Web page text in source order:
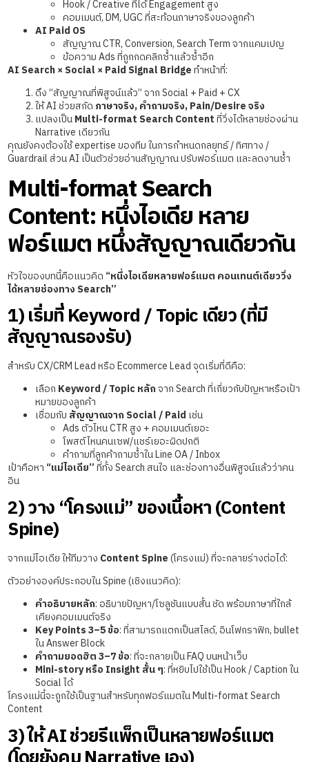
Hook / Creative ที่ได้ Engagement สูง
คอมเมนต์, DM, UGC ที่สะท้อนภาษาจริงของลูกค้า
AI Paid OS
สัญญาณ CTR, Conversion, Search Term จากแคมเปญ
ข้อความ Ads ที่ถูกกดคลิกซ้ำแล้วซ้ำอีก
AI Search × Social × Paid Signal Bridgeทำหน้าที่:
ดึง “สัญญาณที่พิสูจน์แล้ว” จาก Social + Paid + CX
ให้ AI ช่วยสกัด ภาษาจริง, คำถามจริง, Pain/Desire จริง
แปลงเป็นMulti-format Search Contentที่วิ่งได้หลายช่องผ่าน
Narrative เดียวกัน
คุณยังคงต้องใช้ expertise ของทีม ในการกำหนดกลยุทธ์ / ทิศทาง /
Guardrail ส่วน AI เป็นตัวช่วยอ่านสัญญาณ ปรับฟอร์แมต และลดงานซ้ำ
Multi-format Search
Content: หนึ่งไอเดีย หลาย
ฟอร์แมต หนึ่งสัญญาณเดียวกัน
หัวใจของบทนี้คือแนวคิด “หนึ่งไอเดียหลายฟอร์แมต คอนเทนต์เดียววิ่ง
ได้หลายช่องทาง Search”
1) เริ่มที่ Keyword / Topic เดียว (ที่มี
สัญญาณรองรับ)
สำหรับ CX/CRM Lead หรือ Ecommerce Lead จุดเริ่มที่ดีคือ:
เลือก Keyword / Topic หลักจาก Search ที่เกี่ยวกับปัญหาหรือเป้า
หมายของลูกค้า
เชื่อมกับ สัญญาณจาก Social / Paid เช่น
Ads ตัวไหน CTR สูง + คอมเมนต์เยอะ
โพสต์ไหนคนเซฟ/แชร์เยอะผิดปกติ
คำถามที่ลูกค้าถามซ้ำใน Line OA / Inbox
เป้าคือหา “แม่ไอเดีย”ที่ทั้ง Search สนใจ และช่องทางอื่นพิสูจน์แล้วว่าคน
อิน
2) วาง “โครงแม่” ของเนื้อหา (Content
Spine)
จากแม่ไอเดีย ให้ทีมวาง Content Spine(โครงแม่) ที่จะกลายร่างต่อได้:
ตัวอย่างองค์ประกอบใน Spine (เชิงแนวคิด):
คำอธิบายหลัก: อธิบายปัญหา/โซลูชันแบบสั้น ชัด พร้อมภาษาที่ใกล้
เคียงคอมเมนต์จริง
Key Points 3–5 ข้อ: ที่สามารถแตกเป็นสไลด์, อินโฟกราฟิก, bullet
ใน Answer Block
คำถามยอดฮิต 3–7 ข้อ: ที่จะกลายเป็น FAQ บนหน้าเว็บ
Mini-story หรือ Insight สั้น ๆ: ที่หยิบไปใช้เป็น Hook / Caption ใน
Social ได้
โครงแม่นี้จะถูกใช้เป็นฐานสำหรับทุกฟอร์แมตใน Multi-format Search
Content
3) ให้ AI ช่วยรีแพ็กเป็นหลายฟอร์แมต